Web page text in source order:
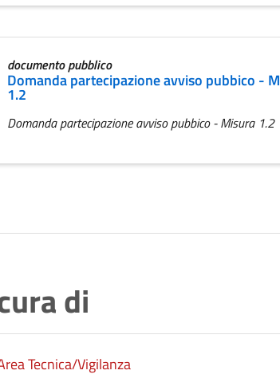
documento pubblico
Domanda partecipazione avviso pubbico -
1.2
Domanda partecipazione avviso pubbico - Misura 1.2
di
Tecnica/Vigilanza